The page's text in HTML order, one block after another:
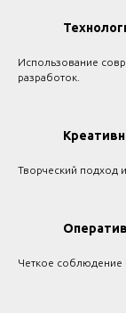
Использование
разработок.
Творческий подход
Четкое соблюдение